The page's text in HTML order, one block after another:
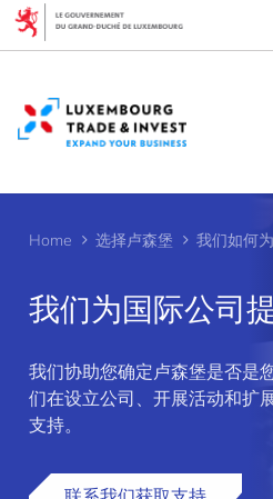
Home 选择卢森堡 我们如何
我们为国际公司
我们协助您确定卢森堡是否是
们在设立公司、开展活动和扩
支持。
Cookies management panel